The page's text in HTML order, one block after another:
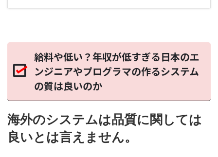
給料や低い？年収が低すぎる日本のエ
ンジニアやプログラマの作るシステム
の質は良いのか
海外のシステムは品質に関しては
良いとは言えません。